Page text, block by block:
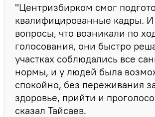
"Центризбирком смог
квалифицированные кадры. И
вопросы, что возникали по
голосования, они быстро
участках соблюдались все
нормы, и у людей была
спокойно, без переживания
здоровье, прийти и
сказал Тайсаев.